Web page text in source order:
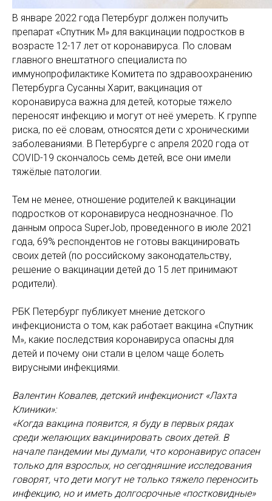
В январе 2022 года Петербург должен получить
препарат «Спутник М» для вакцинации подростков в
возрасте 12-17 лет от коронавируса. По словам
главного внештатного специалиста по
иммунопрофилактике Комитета по здравоохранению
Петербурга Сусанны Харит, вакцинация от
коронавируса важна для детей, которые тяжело
переносят инфекцию и могут от неё умереть. К группе
риска, по её словам, относятся дети с хроническими
заболеваниями. В Петербурге с апреля 2020 года от
COVID-19 скончалось семь детей, все они имели
тяжёлые патологии.
Тем не менее, отношение родителей к вакцинации
подростков от коронавируса неоднозначное. По
данным опроса SuperJob, проведенного в июле 2021
года, 69% респондентов не готовы вакцинировать
своих детей (по российскому законодательству,
решение о вакцинации детей до 15 лет принимают
родители).
РБК Петербург публикует мнение детского
инфекциониста о том, как работает вакцина «Спутник
М», какие последствия коронавируса опасны для
детей и почему они стали в целом чаще болеть
вирусными инфекциями.
Валентин Ковалев, детский инфекционист «Лахта
Клиники»:
«Когда вакцина появится, я буду в первых рядах
среди желающих вакцинировать своих детей. В
начале пандемии мы думали, что коронавирус опасен
только для взрослых, но сегодняшние исследования
говорят, что дети могут не только тяжело переносить
инфекцию, но и иметь долгосрочные «постковидные»